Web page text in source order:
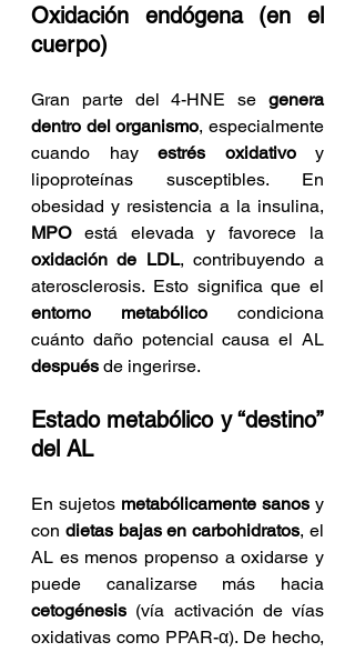
Oxidación endógena (en el
cuerpo)
Gran parte del 4-HNE se genera
dentro del organismo, especialmente
cuando hay estrés oxidativo y
lipoproteínas susceptibles. En
MPO
oxidación de LDL, contribuyendo a
entorno metabólico condiciona
después de ingerirse.
Estado metabólico y “destino”
del AL
En sujetos metabólicamente sanos y
con dietas bajas en carbohidratos, el
AL es menos propenso a oxidarse y
cetogénesis (vía activación de vías
oxidativas como PPAR-α). De hecho,